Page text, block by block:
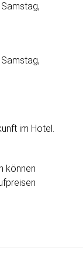
im Hotel.
können